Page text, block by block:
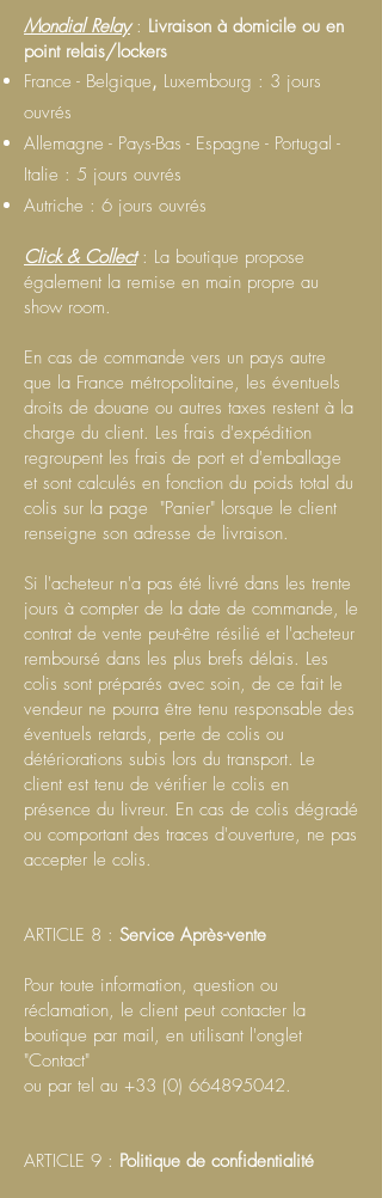
Mondial Relay : Livraison à domicile ou en
point relais/lockers
France - Belgique, Luxembourg : 3 jours
ouvrés
Allemagne - Pays-Bas - Espagne - Portugal -
Italie : 5 jours ouvrés
Autriche : 6 jours ouvrés
Click & Collect : La boutique propose
également la remise en main propre au
show room.
En cas de commande vers un pays autre
que la France métropolitaine, les éventuels
droits de douane ou autres taxes restent à la
charge du client. Les frais d'expédition
regroupent les frais de port et d'emballage
et sont calculés en fonction du poids total du
colis sur la page "Panier" lorsque le client
renseigne son adresse de livraison.
Si l'acheteur n'a pas été livré dans les trente
jours à compter de la date de commande, le
contrat de vente peut-être résilié et l'acheteur
remboursé dans les plus brefs délais. Les
colis sont préparés avec soin, de ce fait le
vendeur ne pourra être tenu responsable des
éventuels retards, perte de colis ou
détériorations subis lors du transport. Le
client est tenu de vérifier le colis en
présence du livreur. En cas de colis dégradé
ou comportant des traces d'ouverture, ne pas
accepter le colis.
ARTICLE 8 : Service Après-vente
Pour toute information, question ou
réclamation, le client peut contacter la
boutique par mail, en utilisant l'onglet
"Contact"
ou par tel au +33 (0) 664895042.
ARTICLE 9 : Politique de confidentialité